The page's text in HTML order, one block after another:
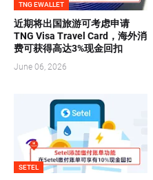
TNG EWALLET
近期将出国旅游可考虑申请
TNG Visa Travel Card，海外消
费可获得高达3%现金回扣
June 06, 2026
SETEL